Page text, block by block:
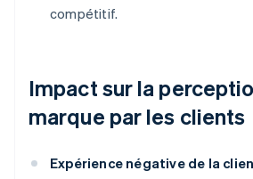
compétitif.
Impact sur la
marque par les clients
Expérience négative de la